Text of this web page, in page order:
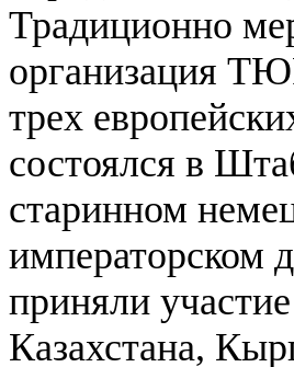
Традиционно
организация
трех
состоялся в
старинном
императорском
приняли
Казахстана,